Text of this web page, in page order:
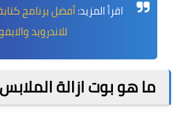
اقرأ المزيد:
للاندرويد
ما هو بوت ازالة الملابس